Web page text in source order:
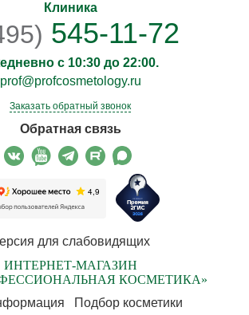
Клиника
545-11-72
с 10:30 до 22:00.
prof@profcosmetology.ru
Заказать обратный звонок
Обратная связь
для слабовидящих
ИНТЕРНЕТ-МАГАЗИН
КОСМЕТИКА»
Подбор косметики